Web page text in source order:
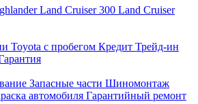
Land Cruiser 300 Land Cruiser
Toyota с пробегом Кредит Трейд-ин
Запасные части Шиномонтаж
автомобиля Гарантийный ремонт